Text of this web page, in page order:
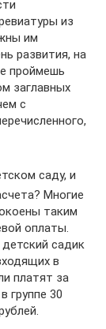
из
им
развития, на
проймешь
заглавных
с
саду, и
Многие
таким
оплаты.
садик
в
платят за
группе 30